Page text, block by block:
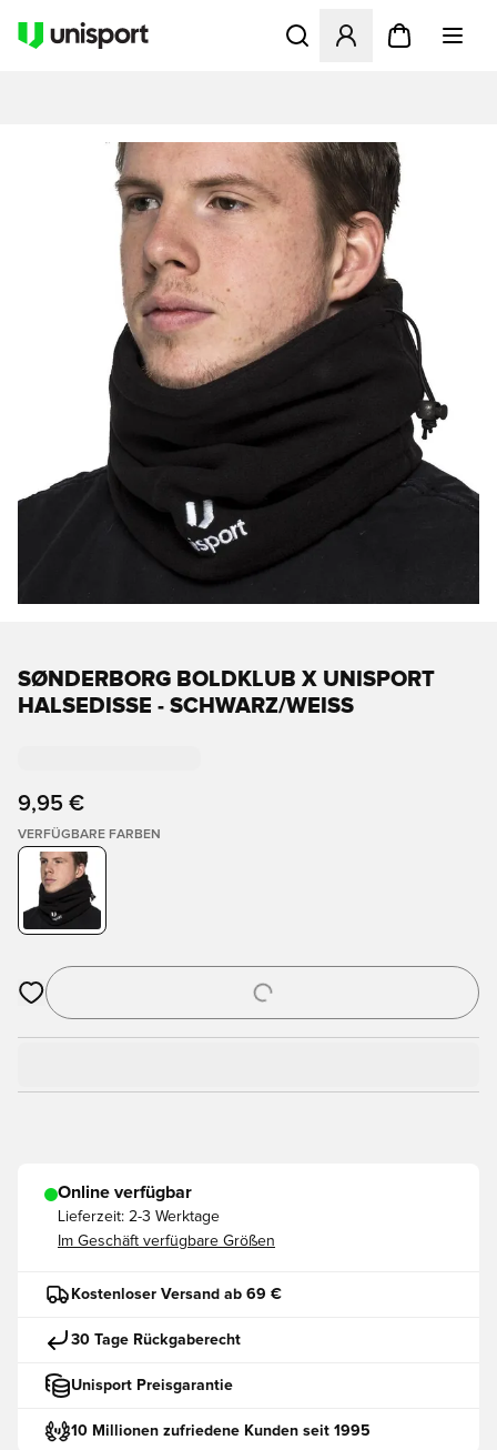
Öffnet ein neues Fenster
SØNDERBORG BOLDKLUB X UNISPORT
HALSEDISSE - SCHWARZ/WEISS
9,95 €
VERFÜGBARE FARBEN
Öffnet ein neues Fenster zum Anmelden oder Registrieren
Online verfügbar
Lieferzeit: 2-3 Werktage
Im Geschäft verfügbare Größen
Kostenloser Versand ab 69 €
30 Tage Rückgaberecht
Unisport Preisgarantie
10 Millionen zufriedene Kunden seit 1995